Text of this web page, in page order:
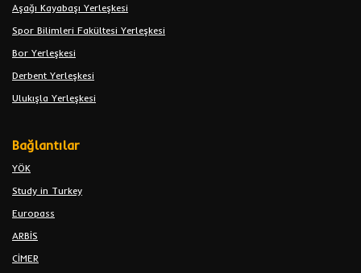
Aşağı Kayabaşı Yerleşkesi
Spor Bilimleri Fakültesi Yerleşkesi
Bor Yerleşkesi
Derbent Yerleşkesi
Ulukışla Yerleşkesi
Bağlantılar
YÖK
Study in Turkey
Europass
ARBİS
CİMER